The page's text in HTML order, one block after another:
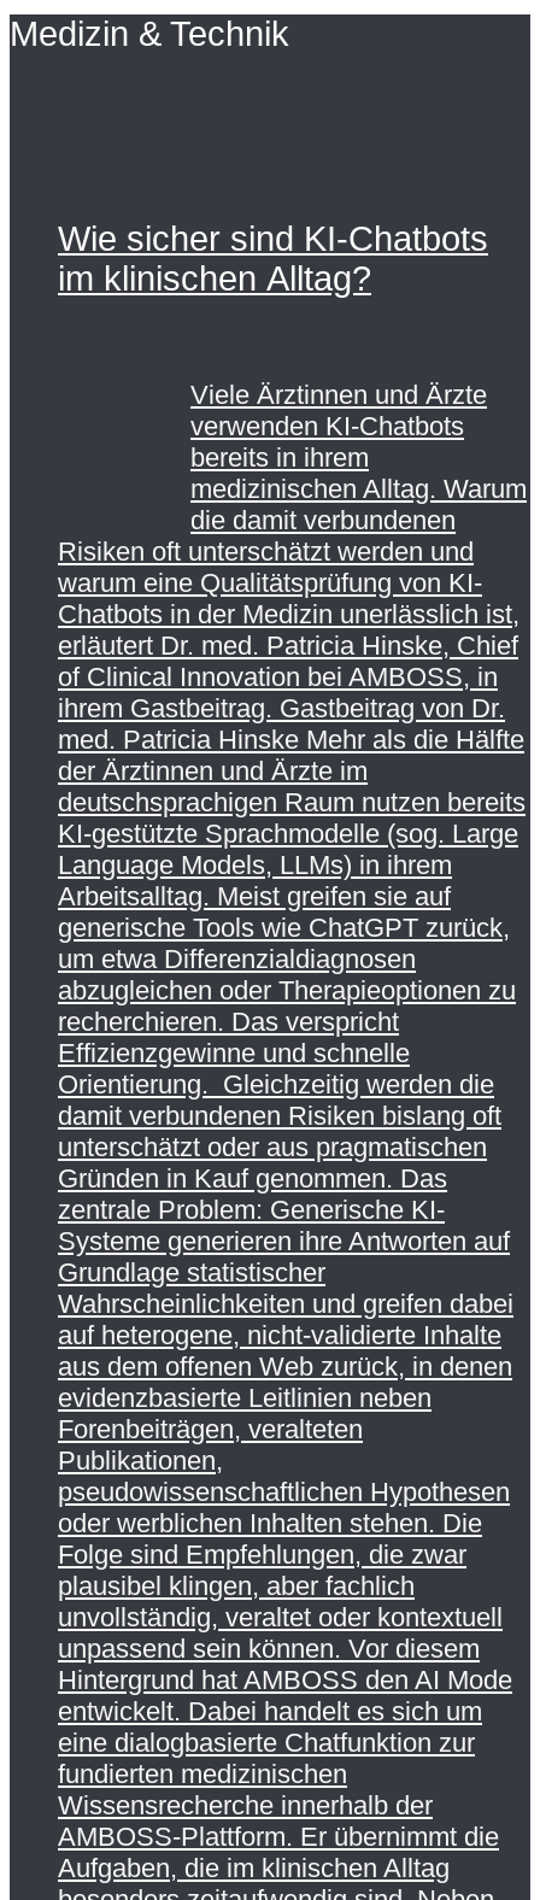
Medizin & Technik
Wie sicher sind KI-Chatbots
im klinischen Alltag?
Viele Ärztinnen und Ärzte
verwenden KI-Chatbots
bereits in ihrem
medizinischen Alltag. Warum
die damit verbundenen
Risiken oft unterschätzt werden und
warum eine Qualitätsprüfung von KI-
Chatbots in der Medizin unerlässlich ist,
erläutert Dr. med. Patricia Hinske, Chief
of Clinical Innovation bei AMBOSS, in
ihrem Gastbeitrag. Gastbeitrag von Dr.
med. Patricia Hinske Mehr als die Hälfte
der Ärztinnen und Ärzte im
deutschsprachigen Raum nutzen bereits
KI-gestützte Sprachmodelle (sog. Large
Language Models, LLMs) in ihrem
Arbeitsalltag. Meist greifen sie auf
generische Tools wie ChatGPT zurück,
um etwa Differenzialdiagnosen
abzugleichen oder Therapieoptionen zu
recherchieren. Das verspricht
Effizienzgewinne und schnelle
Orientierung. Gleichzeitig werden die
damit verbundenen Risiken bislang oft
unterschätzt oder aus pragmatischen
Gründen in Kauf genommen. Das
zentrale Problem: Generische KI-
Systeme generieren ihre Antworten auf
Grundlage statistischer
Wahrscheinlichkeiten und greifen dabei
auf heterogene, nicht-validierte Inhalte
aus dem offenen Web zurück, in denen
evidenzbasierte Leitlinien neben
Forenbeiträgen, veralteten
Publikationen,
pseudowissenschaftlichen Hypothesen
oder werblichen Inhalten stehen. Die
Folge sind Empfehlungen, die zwar
plausibel klingen, aber fachlich
unvollständig, veraltet oder kontextuell
unpassend sein können. Vor diesem
Hintergrund hat AMBOSS den AI Mode
entwickelt. Dabei handelt es sich um
eine dialogbasierte Chatfunktion zur
fundierten medizinischen
Wissensrecherche innerhalb der
AMBOSS-Plattform. Er übernimmt die
Aufgaben, die im klinischen Alltag